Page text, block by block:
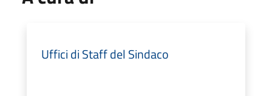
Uffici di Staff del Sindaco